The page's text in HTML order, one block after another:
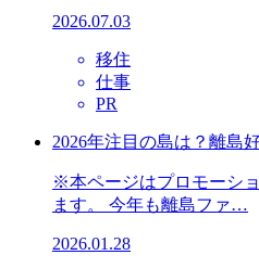
2026.07.03
移住
仕事
PR
2026年注目の島は？離島
※本ページはプロモーシ
ます。 今年も離島ファ…
2026.01.28